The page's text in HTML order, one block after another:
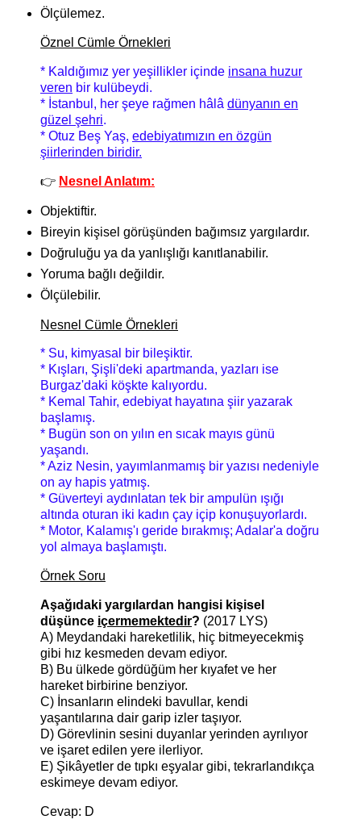
Ölçülemez.
Öznel Cümle Örnekleri
* Kaldığımız yer yeşillikler içinde insana huzur
veren bir kulübeydi.
* İstanbul, her şeye rağmen hâlâ dünyanın en
güzel şehri.
* Otuz Beş Yaş, edebiyatımızın en özgün
şiirlerinden biridir.
👉 Nesnel Anlatım:
Objektiftir.
Bireyin kişisel görüşünden bağımsız yargılardır.
Doğruluğu ya da yanlışlığı kanıtlanabilir.
Yoruma bağlı değildir.
Ölçülebilir.
Nesnel Cümle Örnekleri
* Su, kimyasal bir bileşiktir.
* Kışları, Şişli'deki apartmanda, yazları ise
Burgaz'daki köşkte kalıyordu.
* Kemal Tahir, edebiyat hayatına şiir yazarak
başlamış.
* Bugün son on yılın en sıcak mayıs günü
yaşandı.
* Aziz Nesin, yayımlanmamış bir yazısı nedeniyle
on ay hapis yatmış.
* Güverteyi aydınlatan tek bir ampulün ışığı
altında oturan iki kadın çay içip konuşuyorlardı.
* Motor, Kalamış'ı geride bırakmış; Adalar'a doğru
yol almaya başlamıştı.
Örnek Soru
Aşağıdaki yargılardan hangisi kişisel
düşünce içermemektedir? (2017 LYS)
A) Meydandaki hareketlilik, hiç bitmeyecekmiş
gibi hız kesmeden devam ediyor.
B) Bu ülkede gördüğüm her kıyafet ve her
hareket birbirine benziyor.
C) İnsanların elindeki bavullar, kendi
yaşantılarına dair garip izler taşıyor.
D) Görevlinin sesini duyanlar yerinden ayrılıyor
ve işaret edilen yere ilerliyor.
E) Şikâyetler de tıpkı eşyalar gibi, tekrarlandıkça
eskimeye devam ediyor.
Cevap: D